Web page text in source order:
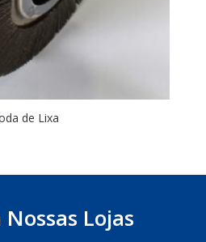
de Lixa
Nossas Lojas